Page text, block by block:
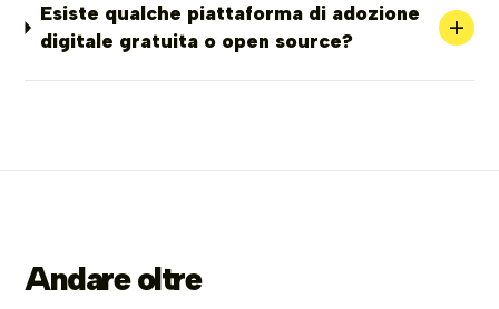
Esiste qualche piattaforma di adozione
digitale gratuita o open source?
+
Andare oltre